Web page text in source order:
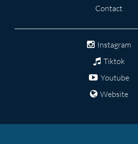
Contact
Instagram
Tiktok
Youtube
Website